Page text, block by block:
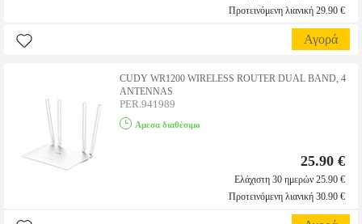
Προτεινόμενη λιανική 29.90 €
Αγορά
CUDY WR1200 WIRELESS ROUTER DUAL BAND, 4
ANTENNAS
PER.941989
Αμεσα διαθέσιμο
25.90 €
Ελάχιστη 30 ημερών 25.90 €
Προτεινόμενη λιανική 30.90 €